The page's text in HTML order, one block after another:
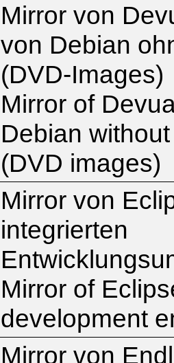
Mirror von
von Debian
(DVD-Images)
Mirror of
Debian
(DVD images)
Mirror von
integrierten
Mirror of
development
Mirror von